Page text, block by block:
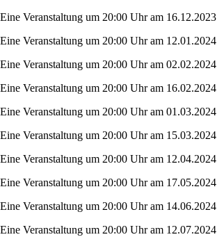
Eine Veranstaltung um 20:00 Uhr am 16.12.2023
Eine Veranstaltung um 20:00 Uhr am 12.01.2024
Eine Veranstaltung um 20:00 Uhr am 02.02.2024
Eine Veranstaltung um 20:00 Uhr am 16.02.2024
Eine Veranstaltung um 20:00 Uhr am 01.03.2024
Eine Veranstaltung um 20:00 Uhr am 15.03.2024
Eine Veranstaltung um 20:00 Uhr am 12.04.2024
Eine Veranstaltung um 20:00 Uhr am 17.05.2024
Eine Veranstaltung um 20:00 Uhr am 14.06.2024
Eine Veranstaltung um 20:00 Uhr am 12.07.2024